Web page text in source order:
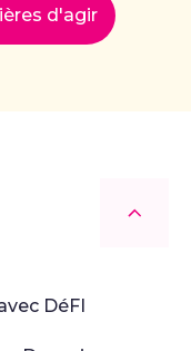
d'agir
DéFI